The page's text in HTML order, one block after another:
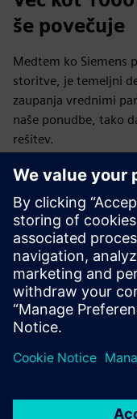
še povečuje
Medtem ko Siemens
storitve, je temeljni
zaupanja vrednimi
naše ponudbe, tako
rešitev.
Napredujmo v
različnih panogah.
Preberite več >